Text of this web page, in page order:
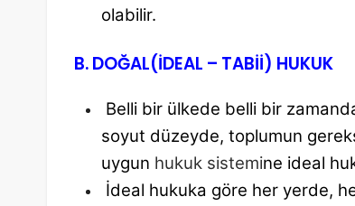
olabilir.
B. DOĞAL(İDEAL – TABİİ) HUKUK
Belli bir ülkede belli bir
soyut düzeyde, toplumun
uygun hukuk sistemine ideal
İdeal hukuka göre her yerde,